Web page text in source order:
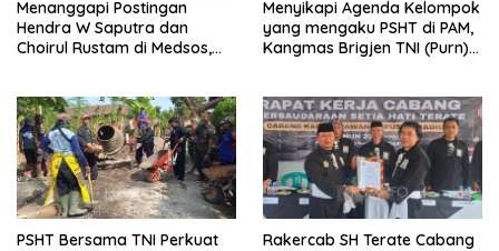
Menanggapi Postingan
Hendra W Saputra dan
Choirul Rustam di Medsos,
Menyikapi Agenda Kelompok
yang mengaku PSHT di PAM,
Kangmas Brigjen TNI (Purn)
PSHT Bersama TNI Perkuat
Rakercab SH Terate Cabang